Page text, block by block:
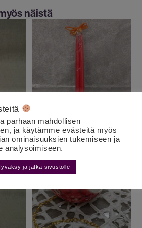
näistä
€ alv 25,5%
LISÄÄ OSTOSKORIIN
parhaan mahdollisen
ja käytämme evästeitä myös
ominaisuuksien tukemiseen ja
analysoimiseen.
ja jatka sivustolle